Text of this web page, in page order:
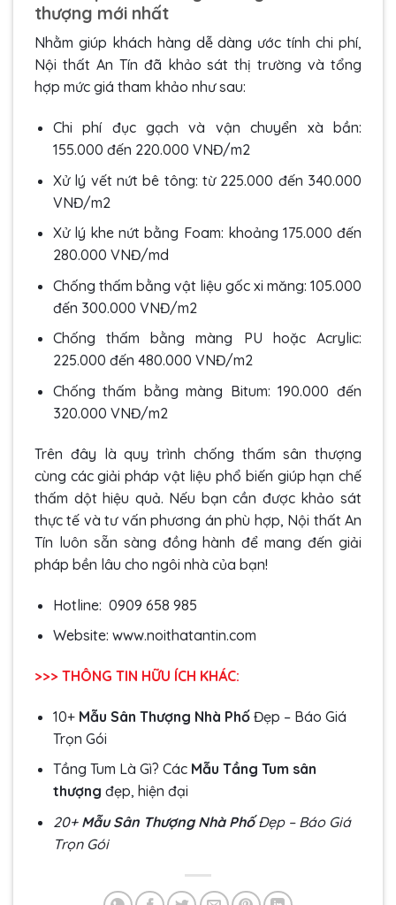
thượng mới nhất
Nhằm giúp khách hàng dễ dàng ước tính chi phí,
Nội thất An Tín đã khảo sát thị trường và tổng
hợp mức giá tham khảo như sau:
Chi phí đục gạch và vận chuyển xà bần:
155.000 đến 220.000 VNĐ/m2
Xử lý vết nứt bê tông: từ 225.000 đến 340.000
VNĐ/m2
Xử lý khe nứt bằng Foam: khoảng 175.000 đến
280.000 VNĐ/md
Chống thấm bằng vật liệu gốc xi măng: 105.000
đến 300.000 VNĐ/m2
Chống thấm bằng màng PU hoặc Acrylic:
225.000 đến 480.000 VNĐ/m2
Chống thấm bằng màng Bitum: 190.000 đến
320.000 VNĐ/m2
Trên đây là quy trình chống thấm sân thượng
cùng các giải pháp vật liệu phổ biến giúp hạn chế
thấm dột hiệu quả. Nếu bạn cần được khảo sát
thực tế và tư vấn phương án phù hợp, Nội thất An
Tín luôn sẵn sàng đồng hành để mang đến giải
pháp bền lâu cho ngôi nhà của bạn!
Hotline: 0909 658 985
Website: www.noithatantin.com
>>> THÔNG TIN HỮU ÍCH KHÁC:
10+ Mẫu Sân Thượng Nhà PhốĐẹp – Báo Giá
Trọn Gói
Tầng Tum Là Gì? Các Mẫu Tầng Tum sân
thượng đẹp, hiện đại
20+ Mẫu Sân Thượng Nhà PhốĐẹp – Báo Giá
Trọn Gói